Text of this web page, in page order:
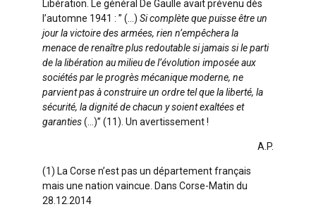
Libération. Le général De Gaulle avait prévenu dès
l’automne 1941 : ” (…) Si complète que puisse être un
jour la victoire des armées, rien n’empêchera la
menace de renaître plus redoutable si jamais si le parti
de la libération au milieu de l’évolution imposée aux
sociétés par le progrès mécanique moderne, ne
parvient pas à construire un ordre tel que la liberté, la
sécurité, la dignité de chacun y soient exaltées et
garanties(…)” (11). Un avertissement !
A.P.
(1) La Corse n’est pas un département français
mais une nation vaincue. Dans Corse-Matin du
28.12.2014